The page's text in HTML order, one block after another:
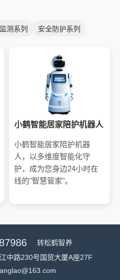
测系列 安全防护系列
小鹤智能居家陪护机器人
小鹤智能居家陪护机器
人，以多维度智能化守
护，成为您身边24小时在
线的"智慧管家"。
转松鹤智养
中路230号国贸大厦A座27F